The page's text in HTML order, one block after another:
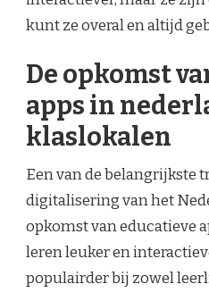
kunt ze overal en altijd
De opkomst
apps in
klaslokalen
Een van de belangrijkste
digitalisering van het
opkomst van educatieve
leren leuker en
populairder bij zowel